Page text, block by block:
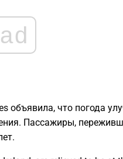
ad
объявила, что погода
Пассажиры,